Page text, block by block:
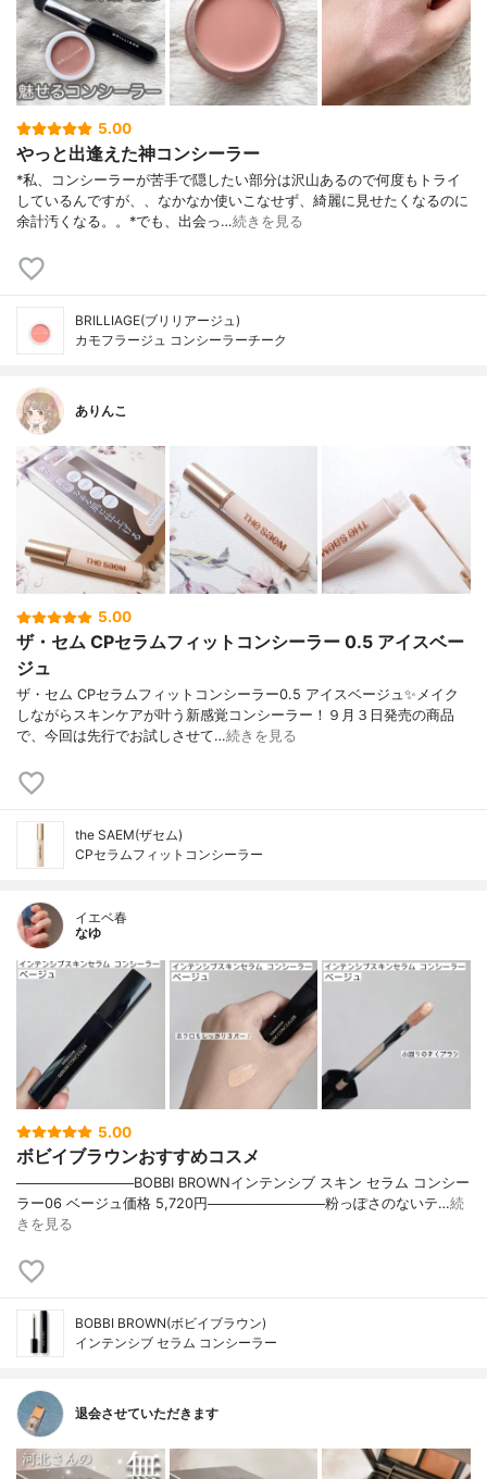
5.00
やっと出逢えた神コンシーラー
*私、コンシーラーが苦手で隠したい部分は沢山あるので何度もトライ
しているんですが、、なかなか使いこなせず、綺麗に見せたくなるのに
余計汚くなる。。⁡*でも、出会っ…続きを見る
BRILLIAGE(ブリリアージュ)
カモフラージュ コンシーラーチーク
ありんこ
5.00
ザ・セム CPセラムフィットコンシーラー 0.5 アイスベー
ジュ
ザ・セム CPセラムフィットコンシーラー0.5 アイスベージュ✨メイク
しながらスキンケアが叶う新感覚コンシーラー！９月３日発売の商品
で、今回は先行でお試しさせて…続きを見る
the SAEM(ザセム)
CPセラムフィットコンシーラー
イエベ春
なゆ
5.00
ボビイブラウンおすすめコスメ
────────────BOBBI BROWNインテンシブ スキン セラム コンシー
ラー06 ベージュ価格 5,720円────────────粉っぽさのないテ…続
きを見る
BOBBI BROWN(ボビイブラウン)
インテンシブ セラム コンシーラー
退会させていただきます